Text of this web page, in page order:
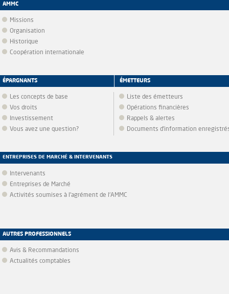
AMMC
Missions
Organisation
Historique
Coopération internationale
ÉPARGNANTS
Les concepts de base
Vos droits
Investissement
Vous avez une question?
ÉMETTEURS
Liste des émetteurs
Opérations financières
Rappels & alertes
Documents d’information
ENTREPRISES DE MARCHÉ & INTERVENANTS
Intervenants
Entreprises de Marché
Activités soumises à l'agrément de l'AMMC
AUTRES PROFESSIONNELS
Avis & Recommandations
Actualités comptables